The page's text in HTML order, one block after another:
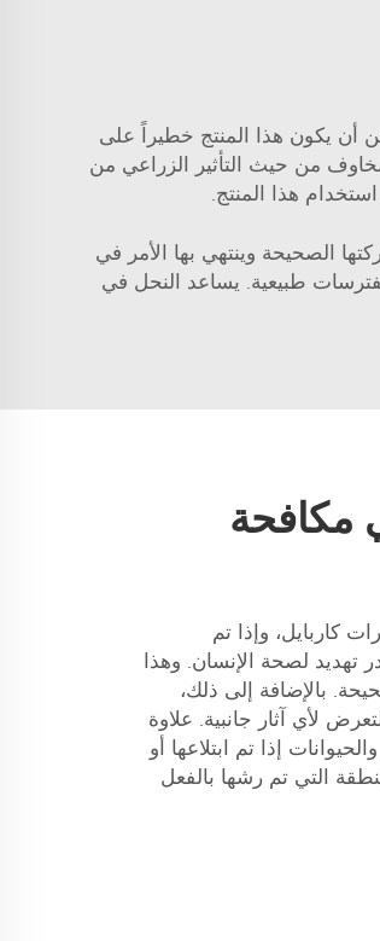
أن يكون هذا المنتج خطيراً على
مخاوف من حيث التأثير الزراعي من
هذا المنتج.
الصحيحة وينتهي بها الأمر في
طبيعية. يساعد النحل في
مكافحة
كاربايل، وإذا تم
تهديد لصحة الإنسان. وهذا
بالإضافة إلى ذلك،
لأي آثار جانبية. علاوة
إذا تم ابتلاعها أو
التي تم رشها بالفعل